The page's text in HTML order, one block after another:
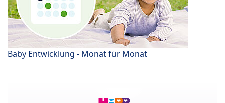
Baby Entwicklung - Monat für Monat